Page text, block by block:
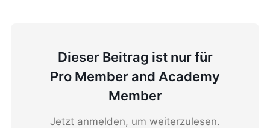
Dieser Beitrag ist nur für
Pro Member and Academy
Member
Jetzt anmelden, um weiterzulesen.